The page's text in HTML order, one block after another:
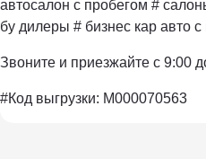
автосалон с пробегом #
бу дилеры # бизнес кар авто
Звоните и приезжайте с 9:00
#Код выгрузки: M000070563